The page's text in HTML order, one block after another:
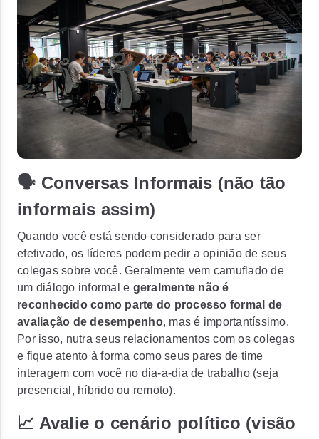
🗣 Conversas Informais (não tão
informais assim)
Quando você está sendo considerado para ser
efetivado, os líderes podem pedir a opinião de seus
colegas sobre você. Geralmente vem camuflado de
um diálogo informal e geralmente não é
reconhecido como parte do processo formal de
avaliação de desempenho, mas é importantíssimo.
Por isso, nutra seus relacionamentos com os colegas
e fique atento à forma como seus pares de time
interagem com você no dia-a-dia de trabalho (seja
presencial, híbrido ou remoto).
📈 Avalie o cenário político (visão